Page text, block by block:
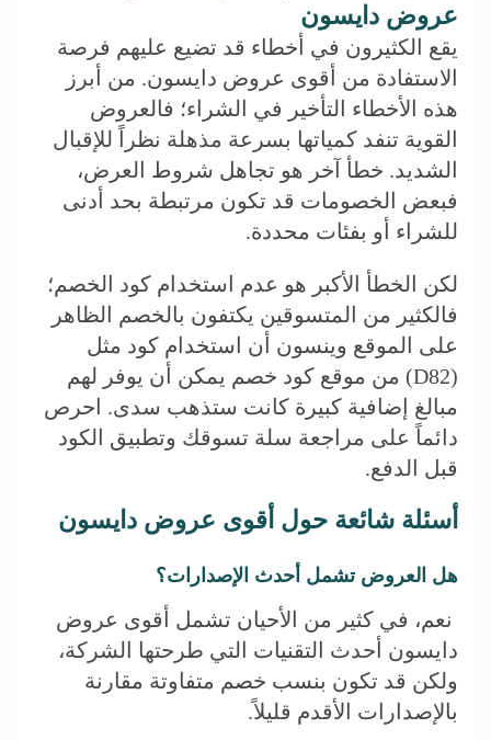
عروض دايسون
يقع الكثيرون في أخطاء قد تضيع عليهم فرصة
الاستفادة من أقوى عروض دايسون. من أبرز
هذه الأخطاء التأخير في الشراء؛ فالعروض
القوية تنفد كمياتها بسرعة مذهلة نظراً للإقبال
الشديد. خطأ آخر هو تجاهل شروط العرض،
فبعض الخصومات قد تكون مرتبطة بحد أدنى
للشراء أو بفئات محددة.
لكن الخطأ الأكبر هو عدم استخدام كود الخصم؛
فالكثير من المتسوقين يكتفون بالخصم الظاهر
على الموقع وينسون أن استخدام كود مثل
(D82) من موقع كود خصم يمكن أن يوفر لهم
مبالغ إضافية كبيرة كانت ستذهب سدى. احرص
دائماً على مراجعة سلة تسوقك وتطبيق الكود
قبل الدفع.
أسئلة شائعة حول أقوى عروض دايسون
هل العروض تشمل أحدث الإصدارات؟
نعم، في كثير من الأحيان تشمل أقوى عروض
دايسون أحدث التقنيات التي طرحتها الشركة،
ولكن قد تكون بنسب خصم متفاوتة مقارنة
بالإصدارات الأقدم قليلاً.